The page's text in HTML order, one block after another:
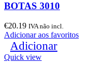
BOTAS 3010
€20.19 IVA não incl.
Adicionar aos favoritos
Adicionar
Quick view